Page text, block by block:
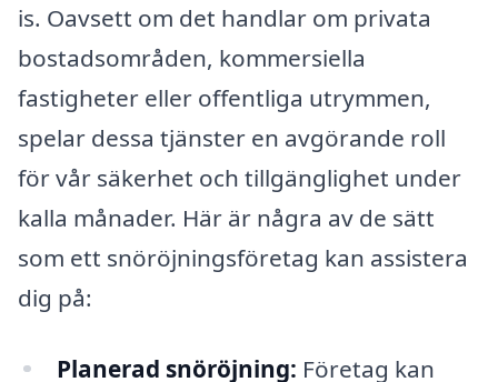
is. Oavsett om det handlar om privata
bostadsområden, kommersiella
fastigheter eller offentliga utrymmen,
spelar dessa tjänster en avgörande roll
för vår säkerhet och tillgänglighet under
kalla månader. Här är några av de sätt
som ett snöröjningsföretag kan assistera
dig på:
Planerad snöröjning: Företag kan